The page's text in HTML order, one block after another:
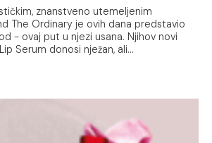
znanstveno utemeljenim
The Ordinary je ovih dana predstavio
- ovaj put u njezi usana. Njihov novi
Serum donosi nježan, ali...